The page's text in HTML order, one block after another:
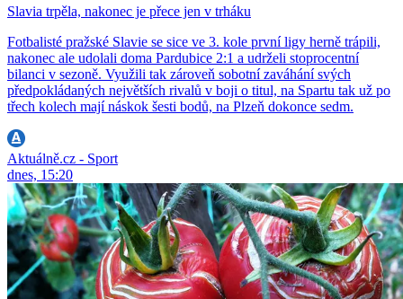
Slavia trpěla, nakonec je přece jen v trháku
Fotbalisté pražské Slavie se sice ve 3. kole první ligy herně trápili,
nakonec ale udolali doma Pardubice 2:1 a udrželi stoprocentní
bilanci v sezoně. Využili tak zároveň sobotní zaváhání svých
předpokládaných největších rivalů v boji o titul, na Spartu tak už po
třech kolech mají náskok šesti bodů, na Plzeň dokonce sedm.
Aktuálně.cz - Sport
dnes, 15:20